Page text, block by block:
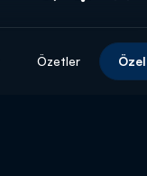
Özetler